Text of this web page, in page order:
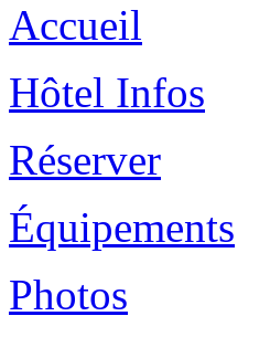
Accueil
Hôtel Infos
Réserver
Équipements
Photos